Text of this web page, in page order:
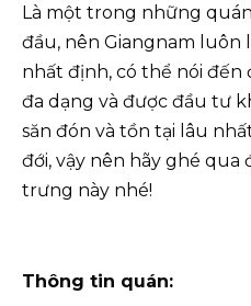
Là một trong những
đầu, nên Giangnam
nhất định, có thể nói đến
đa dạng và được đầu tư
săn đón và tồn tại lâu
đới, vậy nên hãy ghé
trưng này nhé!
Thông tin quán: